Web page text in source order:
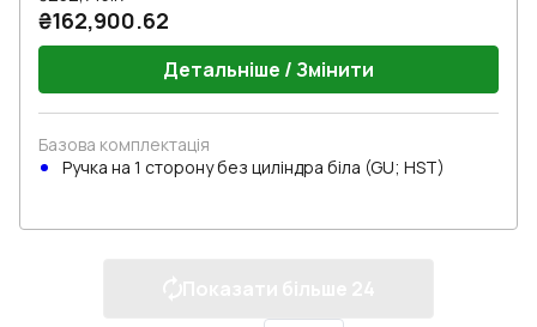
₴162,900.62
Детальніше / Змінити
Базова комплектація
Ручка на 1 сторону без циліндра біла (GU; HST)